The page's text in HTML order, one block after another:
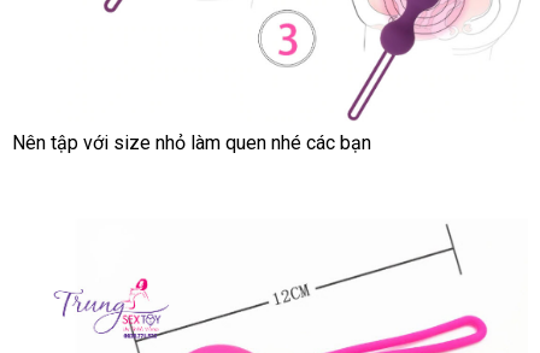
Nên tập theo
với size nhỏ làm quen giá
nhé online
các bạn